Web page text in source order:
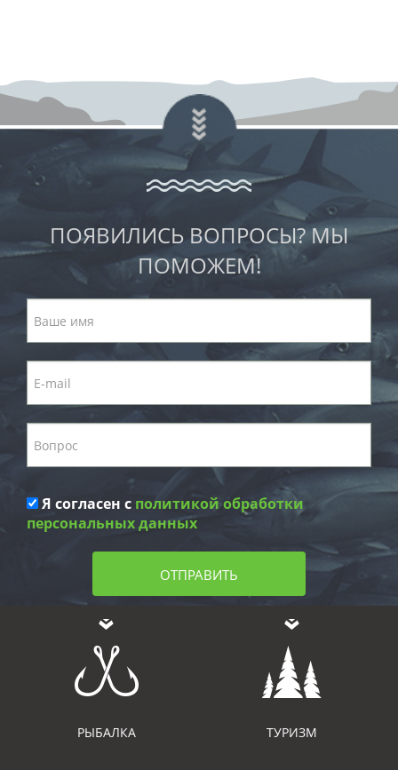
ПОЯВИЛИСЬ ВОПРОСЫ? МЫ
ПОМОЖЕМ!
Я согласен с политикой обработки
персональных данных
ОТПРАВИТЬ
РЫБАЛКА ТУРИЗМ